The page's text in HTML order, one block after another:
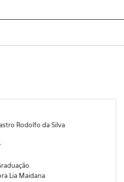
Rodolfo da Silva
Lia Maidana